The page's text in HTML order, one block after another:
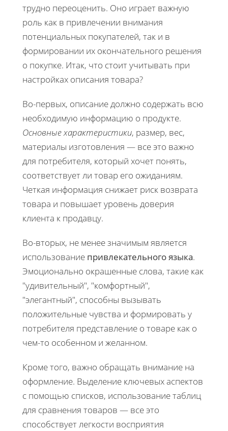
трудно переоценить. Оно играет важную
роль как в привлечении внимания
потенциальных покупателей, так и в
формировании их окончательного решения
о покупке. Итак, что стоит учитывать при
настройках описания товара?
Во-первых, описание должно содержать всю
необходимую информацию о продукте.
Основные характеристики, размер, вес,
материалы изготовления — все это важно
для потребителя, который хочет понять,
соответствует ли товар его ожиданиям.
Четкая информация снижает риск возврата
товара и повышает уровень доверия
клиента к продавцу.
Во-вторых, не менее значимым является
использование привлекательного языка.
Эмоционально окрашенные слова, такие как
"удивительный", "комфортный",
"элегантный", способны вызывать
положительные чувства и формировать у
потребителя представление о товаре как о
чем-то особенном и желанном.
Кроме того, важно обращать внимание на
оформление. Выделение ключевых аспектов
с помощью списков, использование таблиц
для сравнения товаров — все это
способствует легкости восприятия